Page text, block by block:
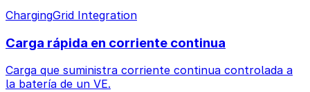
ChargingGrid Integration
Carga rápida en corriente continua
Carga que suministra corriente continua controlada a
la batería de un VE.